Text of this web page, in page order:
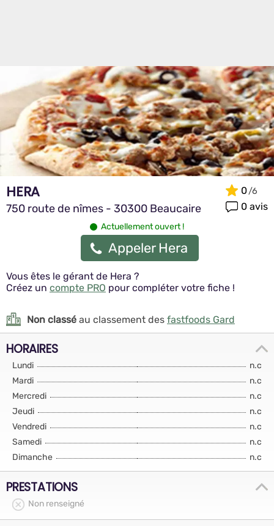
HERA
750 route de nîmes - 30300 Beaucaire
0
0 avis
Actuellement ouvert !
Appeler Hera
Vous êtes le gérant de Hera ?
Créez un compte PRO pour compléter votre fiche !
Non classé au classement des fastfoods Gard
HORAIRES
Lundi
n.c
Mardi
n.c
Mercredi
n.c
Jeudi
n.c
Vendredi
n.c
Samedi
n.c
Dimanche
n.c
PRESTATIONS
Non renseigné